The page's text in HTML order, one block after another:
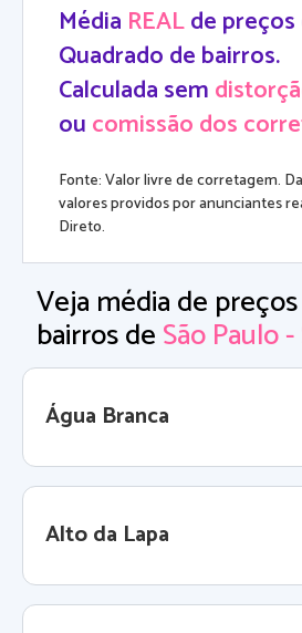
Média REALde
Quadrado de bairros.
Calculada sem
oucomissão dos
Fonte: Valor livre de corretagem.
valores providos por anunciantes
Direto.
Veja média de
bairros deSão Paulo -
Água Branca
Alto da Lapa